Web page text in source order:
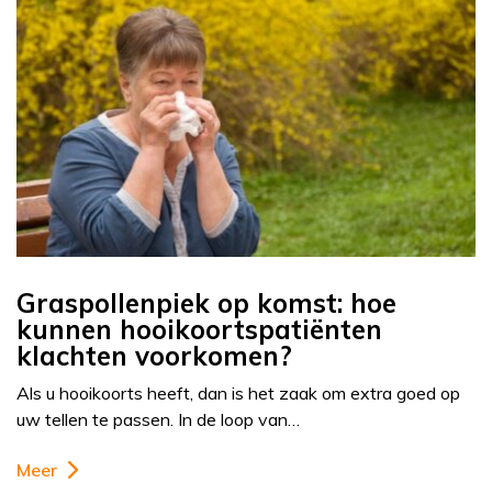
Graspollenpiek op komst: hoe
kunnen hooikoortspatiënten
klachten voorkomen?
Als u hooikoorts heeft, dan is het zaak om extra goed op
uw tellen te passen. In de loop van…
Meer